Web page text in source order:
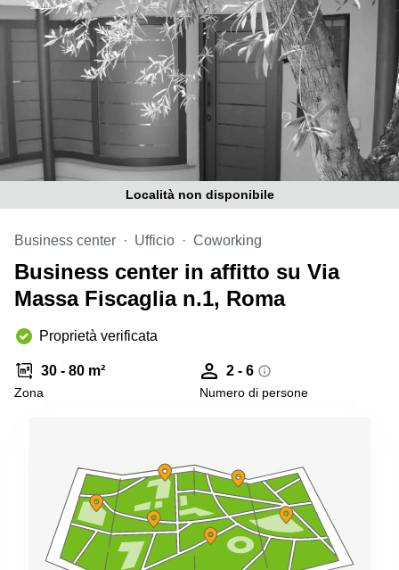
Como
Napoli
center
Milano
Business
Coworking
Cagliari
Coworking
Brescia
Affitto
Centers
a
Treviso
Affitto
Milano
Affitto
Località non disponibile
Business center Ufficio Coworking
Business center in affitto su Via
Massa Fiscaglia n.1, Roma
Proprietà verificata
30 - 80 m²
Zona
2 - 6
Numero di persone